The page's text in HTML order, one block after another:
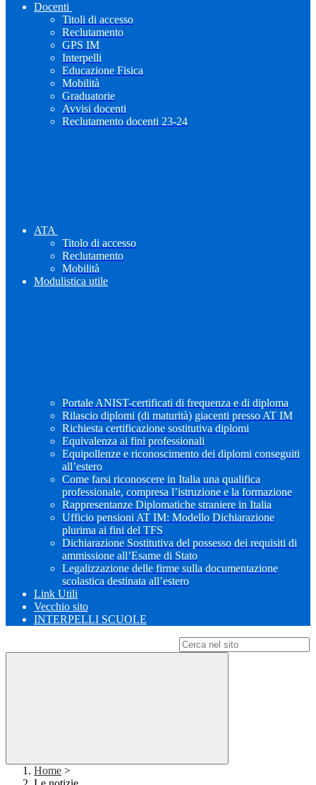
Docenti
Titoli di accesso
Reclutamento
GPS IM
Interpelli
Educazione Fisica
Mobilità
Graduatorie
Avvisi docenti
Reclutamento docenti 23-24
ATA
Titolo di accesso
Reclutamento
Mobilità
Modulistica utile
Portale ANIST-certificati di frequenza e di diploma
Rilascio diplomi (di maturità) giacenti presso AT IM
Richiesta certificazione sostitutiva diplomi
Equivalenza ai fini professionali
Equipollenze e riconoscimento dei diplomi conseguiti
all’estero
Come farsi riconoscere in Italia una qualifica
professionale, compresa l’istruzione e la formazione
Rappresentanze Diplomatiche straniere in Italia
Ufficio pensioni AT IM: Modello Dichiarazione
plurima ai fini del TFS
Dichiarazione Sostitutiva del possesso dei requisiti di
ammissione all’Esame di Stato
Legalizzazione delle firme sulla documentazione
scolastica destinata all’estero
Link Utili
Vecchio sito
INTERPELLI SCUOLE
Home >